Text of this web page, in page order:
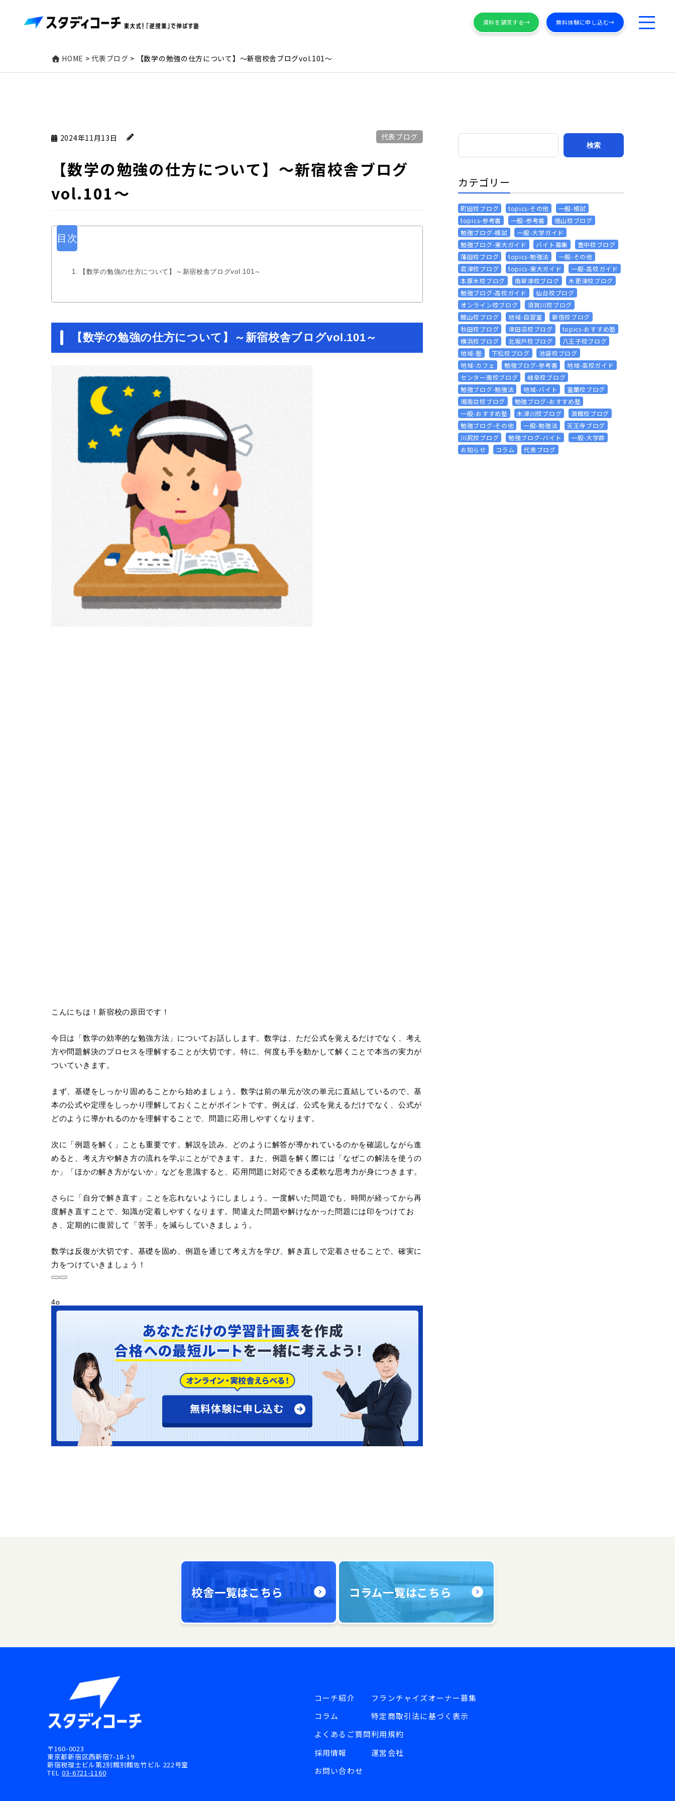
資料を請求する 無料体験に申し込む
HOME >代表ブログ > 【数学の勉強の仕方について】～新宿校舎ブログvol.101～
2024年11月13日 代表ブログ
【数学の勉強の仕方について】～新宿校舎ブログ
vol.101～
目次
【数学の勉強の仕方について】～新宿校舎ブログvol.101～
【数学の勉強の仕方について】～新宿校舎ブログvol.101～
こんにちは！新宿校の原田です！
今日は「数学の効率的な勉強方法」についてお話しします。数学は、ただ公式を覚えるだけでなく、考え
方や問題解決のプロセスを理解することが大切です。特に、何度も手を動かして解くことで本当の実力が
ついていきます。
まず、基礎をしっかり固めることから始めましょう。数学は前の単元が次の単元に直結しているので、基
本の公式や定理をしっかり理解しておくことがポイントです。例えば、公式を覚えるだけでなく、公式が
どのように導かれるのかを理解することで、問題に応用しやすくなります。
次に「例題を解く」ことも重要です。解説を読み、どのように解答が導かれているのかを確認しながら進
めると、考え方や解き方の流れを学ぶことができます。また、例題を解く際には「なぜこの解法を使うの
か」「ほかの解き方がないか」などを意識すると、応用問題に対応できる柔軟な思考力が身につきます。
さらに「自分で解き直す」ことを忘れないようにしましょう。一度解いた問題でも、時間が経ってから再
度解き直すことで、知識が定着しやすくなります。間違えた問題や解けなかった問題には印をつけてお
き、定期的に復習して「苦手」を減らしていきましょう。
数学は反復が大切です。基礎を固め、例題を通じて考え方を学び、解き直しで定着させることで、確実に
力をつけていきましょう！
4o
カテゴリー
町田校ブログ topics-その他
一般-模試
topics-参考書
一般-参考書
徳山校ブログ
勉強ブログ-模試
一般-大学ガイド
勉強ブログ-東大ガイド
バイト募集
豊中校ブログ
蒲田校ブログ
topics-勉強法
一般-その他
君津校ブログ
topics-東大ガイド
一般-高校ガイド
本厚木校ブログ
南草津校ブログ
木更津校ブログ
勉強ブログ-高校ガイド
仙台校ブログ
オンライン校ブログ
須賀川校ブログ
館山校ブログ
地域-自習室
新宿校ブログ
秋田校ブログ
津田沼校ブログ
topics-おすすめ塾
横浜校ブログ
北坂戸校ブログ
八王子校ブログ
地域-塾
下松校ブログ
池袋校ブログ
地域-カフェ
勉強ブログ-参考書
地域-高校ガイド
センター南校ブログ
岐阜校ブログ
勉強ブログ-勉強法
地域-バイト
室蘭校ブログ
湘南台校ブログ
勉強ブログ-おすすめ塾
一般-おすすめ塾
木津川校ブログ
浪館校ブログ
勉強ブログ-その他
一般-勉強法
天王寺ブログ
川尻校ブログ
勉強ブログ-バイト
一般-大学群
お知らせ
コラム 代表ブログ
校舎一覧はこちら コラム一覧はこちら
〒160-0023
東京都新宿区西新宿7-18-19
新宿税理士ビル第2別館別館佐竹ビル 222号室
TEL 03-6721-1160
コーチ紹介
コラム
よくあるご質問
採用情報
お問い合わせ
フランチャイズオーナー募集
特定商取引法に基づく表示
利用規約
運営会社